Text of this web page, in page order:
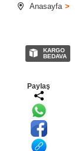
Anasayfa
KARGO
BEDAVA
Paylaş